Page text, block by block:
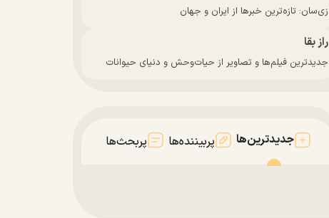
زی‌سان: تازه‌ترین خبرها از ایران و جهان
راز بقا
جدیدترین فیلم‌ها و تصاویر از حیات‌وحش و دنیای حیوانات
جدیدترین‌ها پربیننده‌ها پربحث‌ها